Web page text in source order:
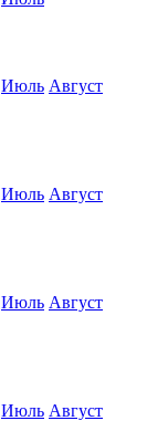
Июль Август
Июль Август
Июль Август
Июль Август